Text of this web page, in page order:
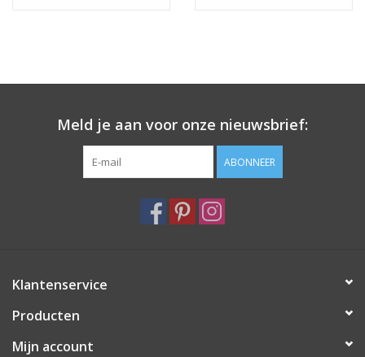
Meld je aan voor onze nieuwsbrief:
ABONNEER
Klantenservice
Producten
Mijn account